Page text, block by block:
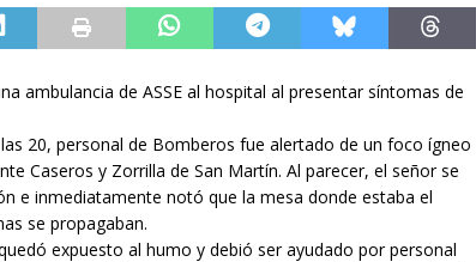
ambulancia de ASSE al hospital al presentar síntomas de
20, personal de Bomberos fue alertado de un foco ígneo
Caseros y Zorrilla de San Martín. Al parecer, el señor se
e inmediatamente notó que la mesa donde estaba el
se propagaban.
expuesto al humo y debió ser ayudado por personal